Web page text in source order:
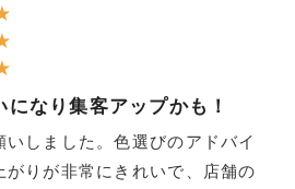
なり集客アップかも！
しました。色選びのアドバイ
りが非常にきれいで、店舗の